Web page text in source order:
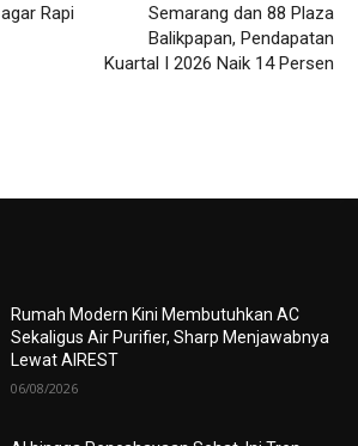
Rapi
Semarang dan 88 Plaza
Balikpapan, Pendapatan
Kuartal I 2026 Naik 14 Persen
Rumah Modern Kini Membutuhkan AC
Sekaligus Air Purifier, Sharp Menjawabnya
Lewat AIREST
06/08/2026